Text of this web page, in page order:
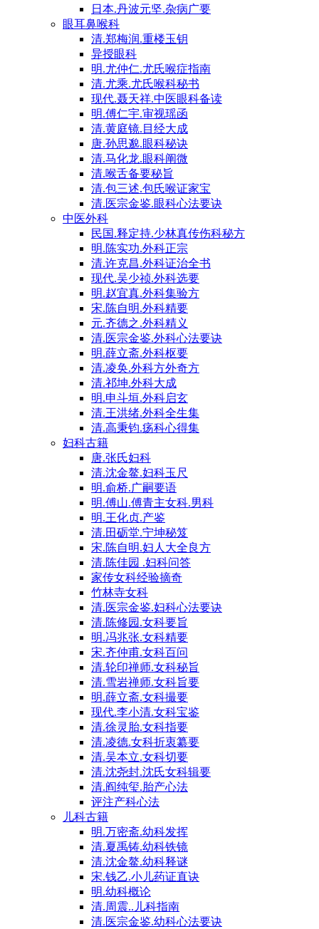
日本.丹波元坚.杂病广要
眼耳鼻喉科
清.郑梅润.重楼玉钥
异授眼科
明.尤仲仁.尤氏喉症指南
清.尤乘.尤氏喉科秘书
现代.聂天祥.中医眼科备读
明.傅仁宇.审视瑶函
清.黄庭镜.目经大成
唐.孙思邈.眼科秘诀
清.马化龙.眼科阐微
清.喉舌备要秘旨
清.包三述.包氏喉证家宝
清.医宗金鉴.眼科心法要诀
中医外科
民国.释定持.少林真传伤科秘方
明.陈实功.外科正宗
清.许克昌.外科证治全书
现代.吴少祯.外科选要
明.赵宜真.外科集验方
宋.陈自明.外科精要
元.齐德之.外科精义
清.医宗金鉴.外科心法要诀
明.薛立斋.外科枢要
清.凌奂.外科方外奇方
清.祁坤.外科大成
明.申斗垣.外科启玄
清.王洪绪.外科全生集
清.高秉钧.疡科心得集
妇科古籍
唐.张氏妇科
清.沈金鳌.妇科玉尺
明.俞桥.广嗣要语
明.傅山.傅青主女科.男科
明.王化贞.产鉴
清.田砺堂.宁坤秘笈
宋.陈自明.妇人大全良方
清.陈佳园 .妇科问答
家传女科经验摘奇
竹林寺女科
清.医宗金鉴.妇科心法要诀
清.陈修园.女科要旨
明.冯兆张.女科精要
宋.齐仲甫.女科百问
清.轮印禅师.女科秘旨
清.雪岩禅师.女科旨要
明.薛立斋.女科撮要
现代.李小清.女科宝鉴
清.徐灵胎.女科指要
清.凌德.女科折衷纂要
清.吴本立.女科切要
清.沈尧封.沈氏女科辑要
清.阎纯玺.胎产心法
评注产科心法
儿科古籍
明.万密斋.幼科发挥
清.夏禹铸.幼科铁镜
清.沈金鳌.幼科释谜
宋.钱乙.小儿药证直诀
明.幼科概论
清.周震..儿科指南
清.医宗金鉴.幼科心法要诀